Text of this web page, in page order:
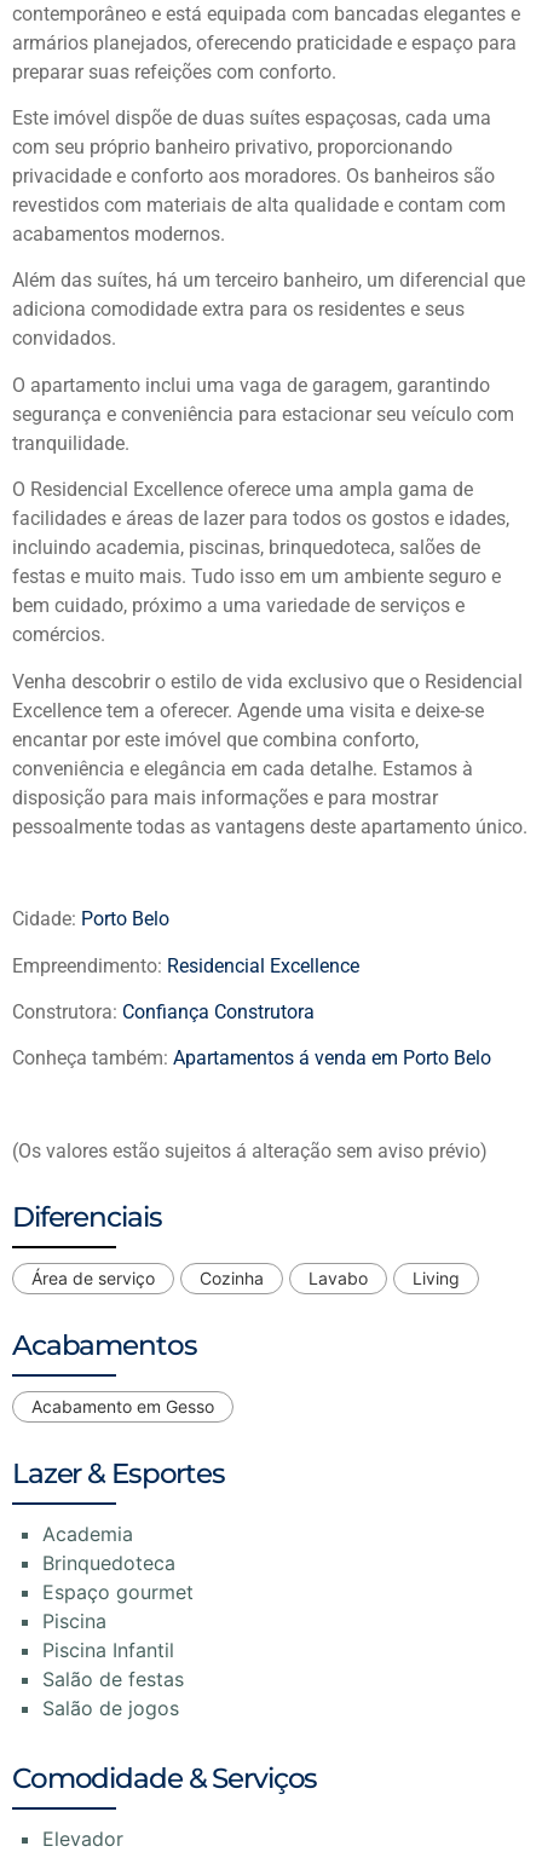
contemporâneo e está equipada com bancadas elegantes e
armários planejados, oferecendo praticidade e espaço para
preparar suas refeições com conforto.
Este imóvel dispõe de duas suítes espaçosas, cada uma
com seu próprio banheiro privativo, proporcionando
privacidade e conforto aos moradores. Os banheiros são
revestidos com materiais de alta qualidade e contam com
acabamentos modernos.
Além das suítes, há um terceiro banheiro, um diferencial que
adiciona comodidade extra para os residentes e seus
convidados.
O apartamento inclui uma vaga de garagem, garantindo
segurança e conveniência para estacionar seu veículo com
tranquilidade.
O Residencial Excellence oferece uma ampla gama de
facilidades e áreas de lazer para todos os gostos e idades,
incluindo academia, piscinas, brinquedoteca, salões de
festas e muito mais. Tudo isso em um ambiente seguro e
bem cuidado, próximo a uma variedade de serviços e
comércios.
Venha descobrir o estilo de vida exclusivo que o Residencial
Excellence tem a oferecer. Agende uma visita e deixe-se
encantar por este imóvel que combina conforto,
conveniência e elegância em cada detalhe. Estamos à
disposição para mais informações e para mostrar
pessoalmente todas as vantagens deste apartamento único.
Cidade: Porto Belo
Empreendimento: Residencial Excellence
Construtora: Confiança Construtora
Conheça também: Apartamentos á venda em Porto Belo
(Os valores estão sujeitos á alteração sem aviso prévio)
Diferenciais
Área de serviço Cozinha Lavabo Living
Acabamentos
Acabamento em Gesso
Lazer & Esportes
Academia
Brinquedoteca
Espaço gourmet
Piscina
Piscina Infantil
Salão de festas
Salão de jogos
Comodidade & Serviços
Elevador